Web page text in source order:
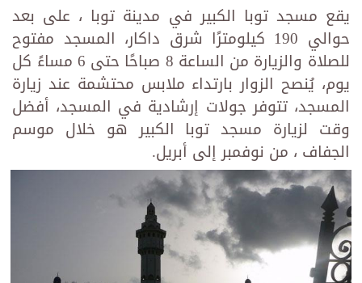
يقع مسجد توبا الكبير في مدينة توبا ، على بعد
حوالي 190 كيلومترًا شرق داكار، المسجد مفتوح
للصلاة والزيارة من الساعة 8 صباحًا حتى 6 مساءً كل
يوم، يُنصح الزوار بارتداء ملابس محتشمة عند زيارة
المسجد، تتوفر جولات إرشادية في المسجد، أفضل
وقت لزيارة مسجد توبا الكبير هو خلال موسم
الجفاف ، من نوفمبر إلى أبريل.